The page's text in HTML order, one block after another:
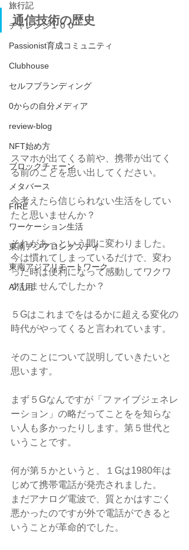
旅行記
チャレンジ１００
Passionist育成コミュニティ
Clubhouse
セルフブランディング
0からの自分メディア
review-blog
NFT始め方
ブロックチェーン
メタバース
FIRE
ワーケーション生活
東南アジアロングステイ
東南アジアリモートワーク
AI活用
通信技術の歴史
スマホが出てくる前や、携帯が出てく
る前のことを思い出してください。
今考えたら信じられない生活をしてい
たと思いませんか？
それがあっという間に変わりました。
今は慣れてしまっているだけで、変わ
った時は便利になって感動してワクワ
クしませんでしたか？
５Gはこれまでをはるかに超える変化の
時代がやってくると言われています。
そのことについて説明していきたいと
思います。
まず５Gなんですが「ファイブジェネレ
ーション」の略だってことをを知らな
い人も多かったりします。第５世代と
いうことです。
何が第５かというと、１Gは1980年は
じめて携帯電話が発売されました。
まだアナログ電波で、質とかはすごく
悪かったのですが外で電話ができると
いうことが革命的でした。